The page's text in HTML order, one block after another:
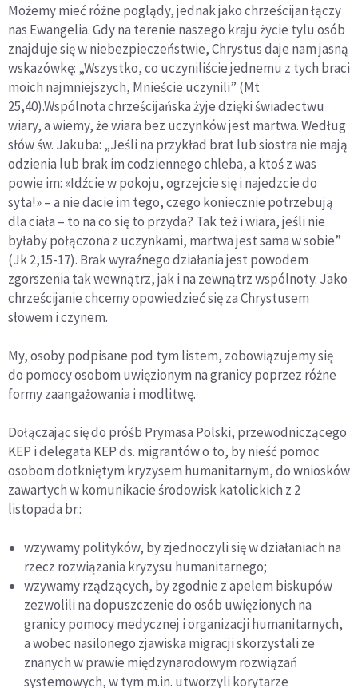
Możemy mieć różne poglądy, jednak jako chrześcijan łączy
nas Ewangelia. Gdy na terenie naszego kraju życie tylu osób
znajduje się w niebezpieczeństwie, Chrystus daje nam jasną
wskazówkę: „Wszystko, co uczyniliście jednemu z tych braci
moich najmniejszych, Mnieście uczynili” (Mt
25,40).Wspólnota chrześcijańska żyje dzięki świadectwu
wiary, a wiemy, że wiara bez uczynków jest martwa. Według
słów św. Jakuba: „Jeśli na przykład brat lub siostra nie mają
odzienia lub brak im codziennego chleba, a ktoś z was
powie im: «Idźcie w pokoju, ogrzejcie się i najedzcie do
syta!» – a nie dacie im tego, czego koniecznie potrzebują
dla ciała – to na co się to przyda? Tak też i wiara, jeśli nie
byłaby połączona z uczynkami, martwa jest sama w sobie”
(Jk 2,15-17). Brak wyraźnego działania jest powodem
zgorszenia tak wewnątrz, jak i na zewnątrz wspólnoty. Jako
chrześcijanie chcemy opowiedzieć się za Chrystusem
słowem i czynem.
My, osoby podpisane pod tym listem, zobowiązujemy się
do pomocy osobom uwięzionym na granicy poprzez różne
formy zaangażowania i modlitwę.
Dołączając się do próśb Prymasa Polski, przewodniczącego
KEP i delegata KEP ds. migrantów o to, by nieść pomoc
osobom dotkniętym kryzysem humanitarnym, do wniosków
zawartych w komunikacie środowisk katolickich z 2
listopada br.:
wzywamy polityków, by zjednoczyli się w działaniach na
rzecz rozwiązania kryzysu humanitarnego;
wzywamy rządzących, by zgodnie z apelem biskupów
zezwolili na dopuszczenie do osób uwięzionych na
granicy pomocy medycznej i organizacji humanitarnych,
a wobec nasilonego zjawiska migracji skorzystali ze
znanych w prawie międzynarodowym rozwiązań
systemowych, w tym m.in. utworzyli korytarze